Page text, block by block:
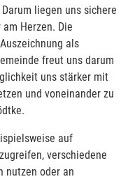
liegen uns sichere
Herzen. Die
als
freut uns darum
uns stärker mit
und voneinander zu
auf
verschiedene
nutzen oder an